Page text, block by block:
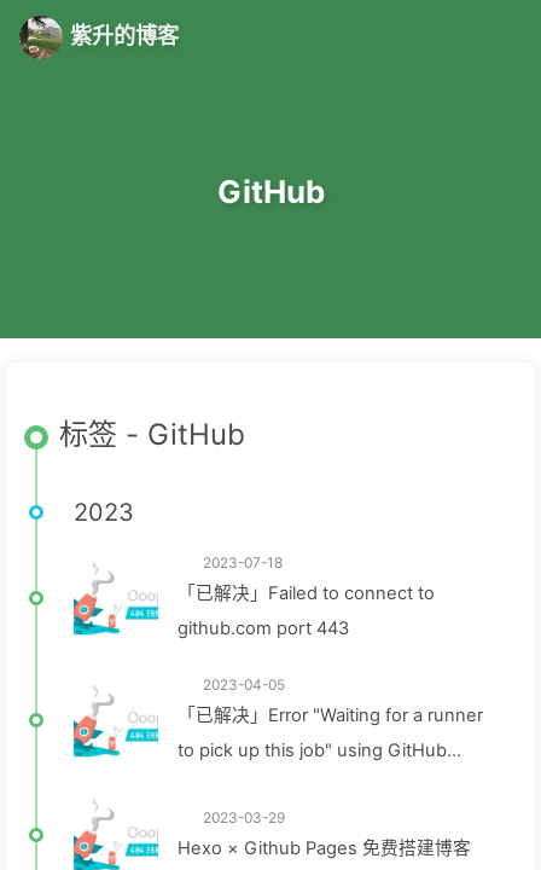
紫升的博客
GitHub
标签 - GitHub
2023
2023-07-18
「已解决」Failed to connect to
github.com port 443
2023-04-05
「已解决」Error "Waiting for a runner
to pick up this job" using GitHub
2023-03-29
Hexo × Github Pages 免费搭建博客